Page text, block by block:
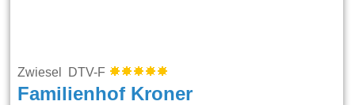
Zwiesel DTV-F
Familienhof Kroner